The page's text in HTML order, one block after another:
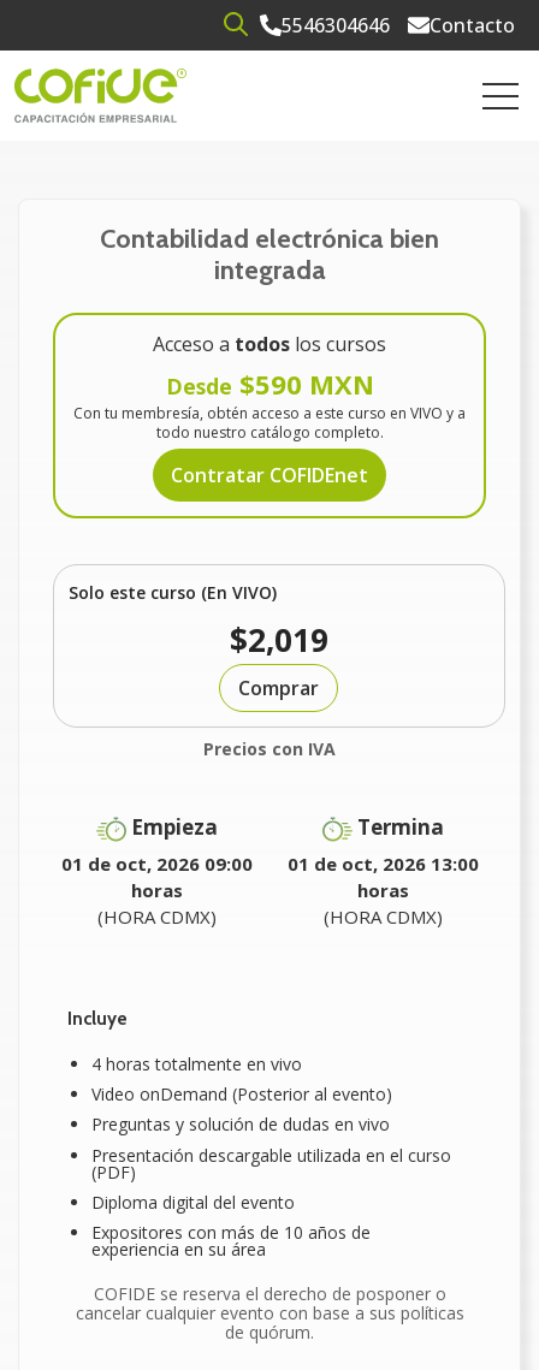
Open search5546304646 Contacto
Contabilidad electrónica bien
integrada
Acceso a todos los cursos
Desde $590 MXN
Con tu membresía, obtén acceso a este curso en VIVO y a
todo nuestro catálogo completo.
Contratar COFIDEnet
Solo este curso (En VIVO)
$2,019
Comprar
Precios con IVA
Empieza
01 de oct, 2026 09:00
horas
(HORA CDMX)
Termina
01 de oct, 2026 13:00
horas
(HORA CDMX)
Incluye
4 horas totalmente en vivo
Video onDemand (Posterior al evento)
Preguntas y solución de dudas en vivo
Presentación descargable utilizada en el curso
(PDF)
Diploma digital del evento
Expositores con más de 10 años de
experiencia en su área
COFIDE se reserva el derecho de posponer o
cancelar cualquier evento con base a sus políticas
de quórum.